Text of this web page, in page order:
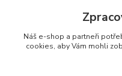
Petra Michniková
Náš e-shop a partneři
cookies, aby Vám mohli